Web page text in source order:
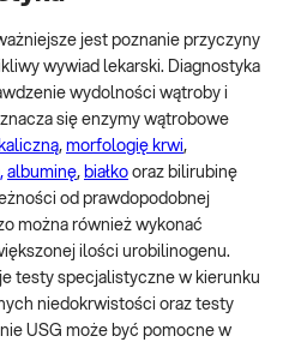
jest poznanie przyczyny
wywiad lekarski. Diagnostyka
wydolności wątroby i
się enzymy wątrobowe
, morfologię krwi,
albuminę, białko oraz bilirubinę
od prawdopodobnej
można również wykonać
ilości urobilinogenu.
testy specjalistyczne w kierunku
niedokrwistości oraz testy
USG może być pomocne w